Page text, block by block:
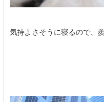
気持よさそうに寝るので、